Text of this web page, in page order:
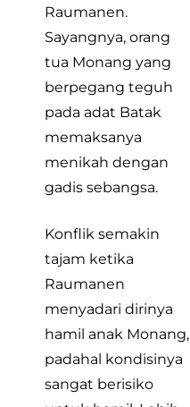
Raumanen.
Sayangnya, orang
tua Monang yang
berpegang teguh
pada adat Batak
memaksanya
menikah dengan
gadis sebangsa.
Konflik semakin
tajam ketika
Raumanen
menyadari dirinya
hamil anak Monang,
padahal kondisinya
sangat berisiko